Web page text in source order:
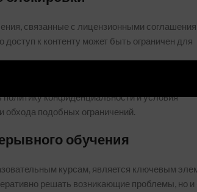
связанные с лицензионными
к контенту может быть ограничен для
случаях, образовательные платформы
конфиденциальности и условия
подобных ограничений.
обучения
курсам, является ключевым
решать возникающие проблемы, но